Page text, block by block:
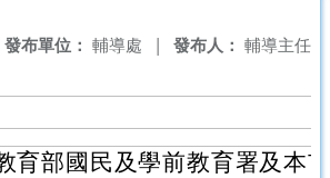
發布人： 輔導主任
發布單位： 輔導處 |
育部國民及學前教育署及本